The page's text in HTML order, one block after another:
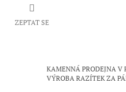
ZEPTAT SE
KAMENNÁ PRODEJNA V
VÝROBA RAZÍTEK ZA